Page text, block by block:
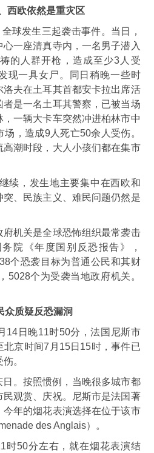
西欧依然是重灾区
发生三起袭击事件。当日，
一座清真寺内，一名男子潜入
的人群开枪，造成至少3人受
现一具女尸。同日稍晚一些时
夫在土耳其首都安卡拉出席活
是一名土耳其警察，已被当场
一辆大卡车突然冲进柏林市中
，造成9人死亡50余人受伤。
潮时段，大人小孩们都在集市
，发生地主要集中在西欧和
、民族主义、难民问题仍然是
机关是全球恐怖组织最常袭击
院《年度国别反恐报告》，
个恐袭目标为普通公民和其财
5028个为受袭当地政府机关。
众质疑反恐漏洞
日晚11时50分，法国尼斯市
北京时间7月15日15时，事件已
。
按照惯例，当晚很多城市都
观赏、庆祝。尼斯市是法国著
年的烟花表演选择在位于该市
des Anglais）。
50分左右，就在烟花表演结